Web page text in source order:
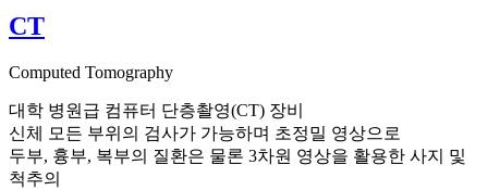
CT
Computed Tomography
대학 병원급 컴퓨터 단층촬영(CT) 장비
신체 모든 부위의 검사가 가능하며 초정밀 영상으로
두부, 흉부, 복부의 질환은 물론 3차원 영상을 활용한 사지 및
척추의